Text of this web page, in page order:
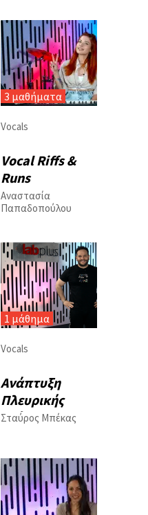
3 μαθήματα
Vocals
Vocal Riffs &
Runs
Αναστασία
Παπαδοπούλου
1 μάθημα
Vocals
Aνάπτυξη
Πλευρικής
Στήριξης
Σταύρος Μπέκας